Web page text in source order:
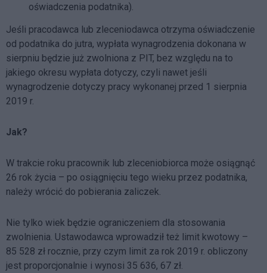
oświadczenia podatnika).
Jeśli pracodawca lub zleceniodawca otrzyma oświadczenie
od podatnika do jutra, wypłata wynagrodzenia dokonana w
sierpniu będzie już zwolniona z PIT, bez względu na to
jakiego okresu wypłata dotyczy, czyli nawet jeśli
wynagrodzenie dotyczy pracy wykonanej przed 1 sierpnia
2019 r.
Jak?
W trakcie roku pracownik lub zleceniobiorca może osiągnąć
26 rok życia – po osiągnięciu tego wieku przez podatnika,
należy wrócić do pobierania zaliczek.
Nie tylko wiek będzie ograniczeniem dla stosowania
zwolnienia. Ustawodawca wprowadził też limit kwotowy –
85 528 zł rocznie, przy czym limit za rok 2019 r. obliczony
jest proporcjonalnie i wynosi 35 636, 67 zł.